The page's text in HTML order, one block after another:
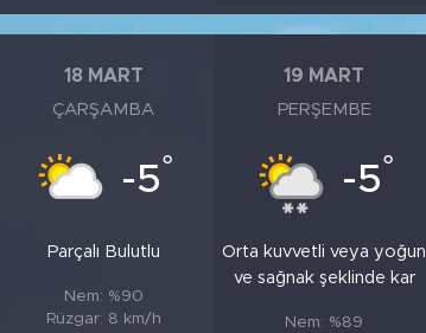
18 MART
ÇARŞAMBA
-5°
Parçalı Bulutlu
Nem: %90
Rüzgar: 8 km/h
19 MART
PERŞEMBE
-5°
Orta kuvvetli veya yoğun
ve sağnak şeklinde kar
Nem: %89